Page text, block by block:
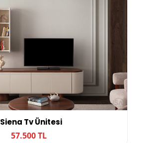
Siena Tv Ünitesi
57.500 TL